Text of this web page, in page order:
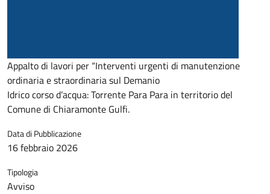
Appalto di lavori per “Interventi urgenti di manutenzione
ordinaria e straordinaria sul Demanio
Idrico corso d’acqua: Torrente Para Para in territorio del
Comune di Chiaramonte Gulfi.
Data di Pubblicazione
16 febbraio 2026
Tipologia
Avviso